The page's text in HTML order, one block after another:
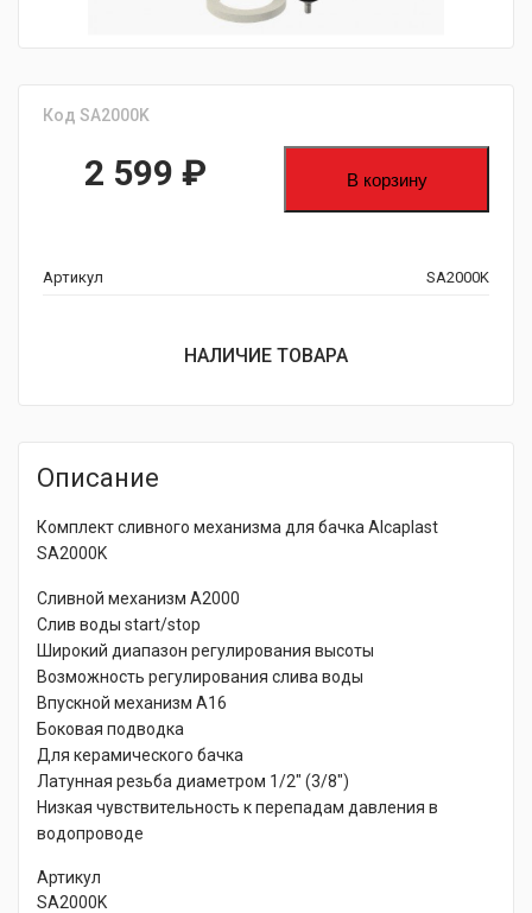
Код SA2000K
2 599 ₽ В корзину
Артикул SA2000K
НАЛИЧИЕ ТОВАРА
Описание
Комплект сливного механизма для бачка Alcaplast
SA2000K
Сливной механизм A2000
Слив воды start/stop
Широкий диапазон регулирования высоты
Возможность регулирования слива воды
Впускной механизм A16
Боковая подводка
Для керамического бачка
Латунная резьба диаметром 1/2″ (3/8″)
Низкая чувствительность к перепадам давления в
водопроводе
Артикул
SA2000K